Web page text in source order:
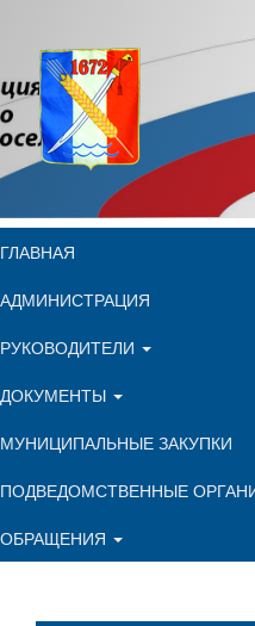
ГЛАВНАЯ
АДМИНИСТРАЦИЯ
РУКОВОДИТЕЛИ
ДОКУМЕНТЫ
МУНИЦИПАЛЬНЫЕ ЗАКУПКИ
ПОДВЕДОМСТВЕННЫЕ
ОБРАЩЕНИЯ